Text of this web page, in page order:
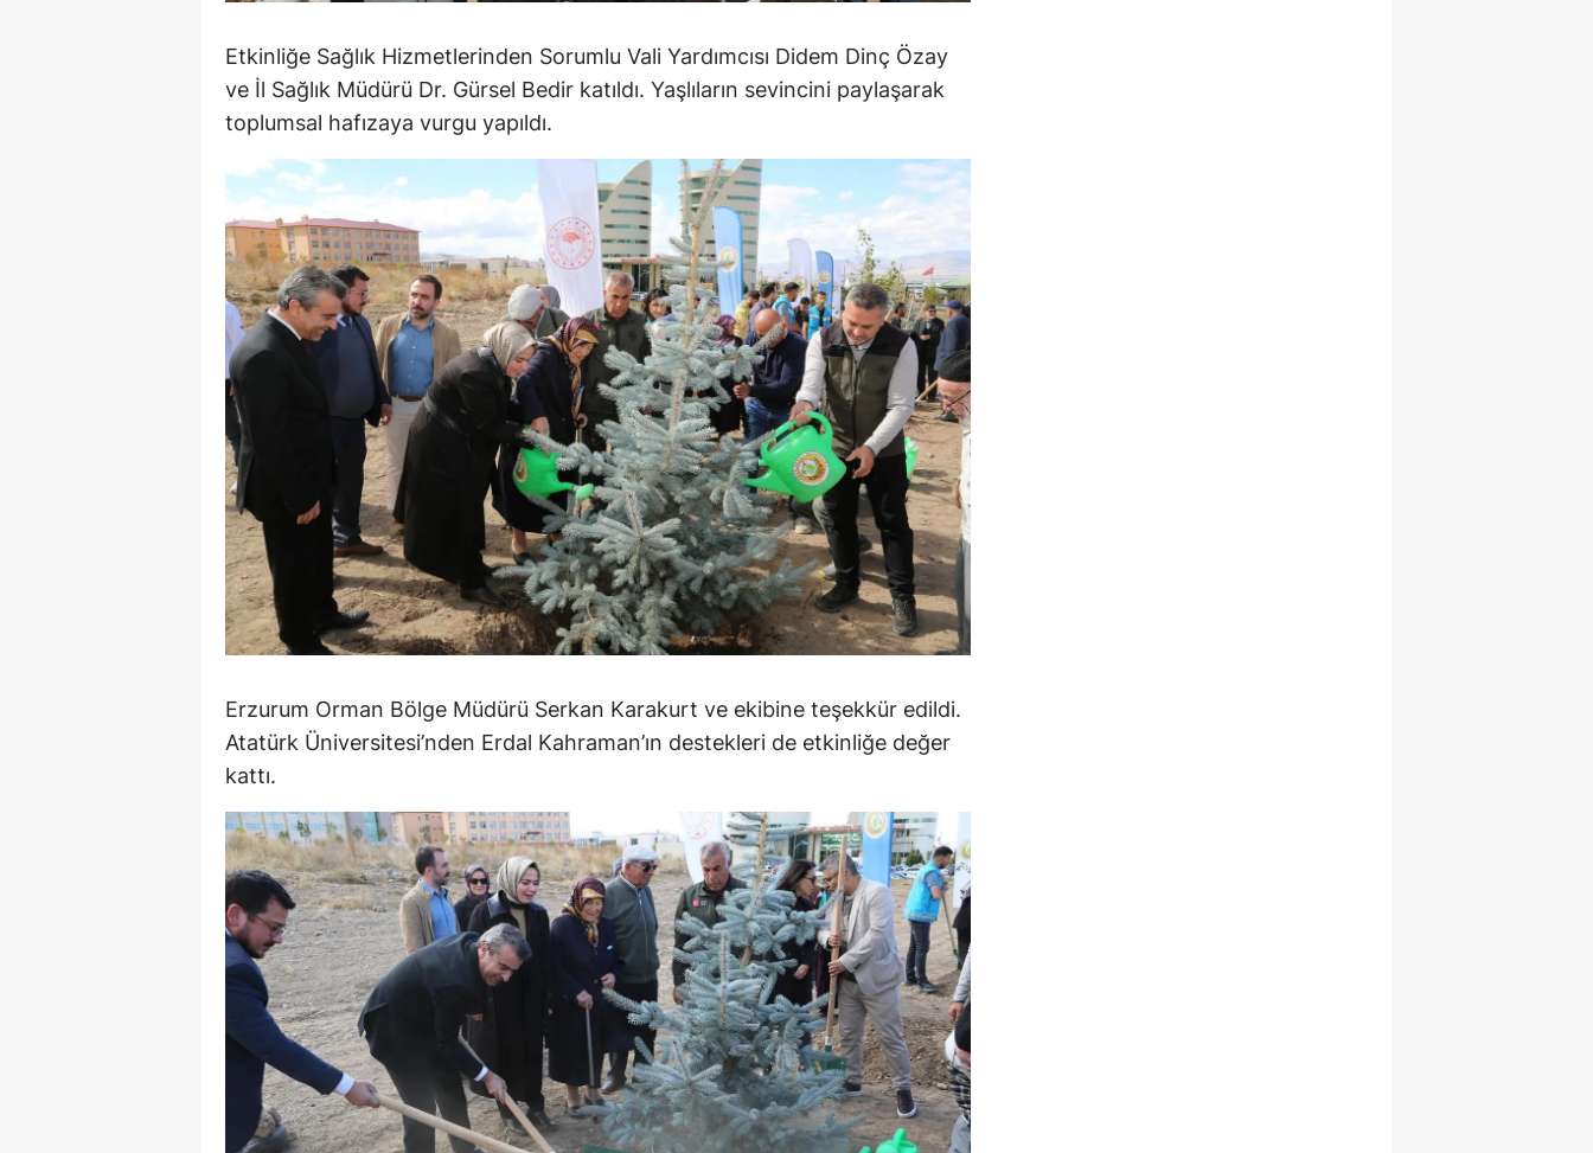
Mardin
Muğla
Muş
Nevşehir
Niğde
Ordu
Rize
Sakarya
Samsun
Siirt
Sinop
Sivas
Tokat
Tunceli
Şanlıurfa
Uşak
Van
Yozgat
Zonguldak
Aksaray
Etkinliğe Sağlık Hizmetlerinden Sorumlu Vali Yardımcısı Didem Dinç Özay
ve İl Sağlık Müdürü Dr. Gürsel Bedir katıldı. Yaşlıların sevincini paylaşarak
toplumsal hafızaya vurgu yapıldı.
Erzurum Orman Bölge Müdürü Serkan Karakurt ve ekibine teşekkür edildi.
Atatürk Üniversitesi’nden Erdal Kahraman’ın destekleri de etkinliğe değer
kattı.